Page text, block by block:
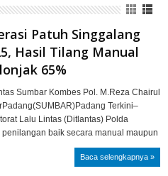
Patuh Singgalang
Hasil Tilang Manual
65%
Sumbar Kombes Pol. M.Reza Chairul
Terkini–
Lalu Lintas (Ditlantas) Polda
baik secara manual maupun
Baca selengkapnya »